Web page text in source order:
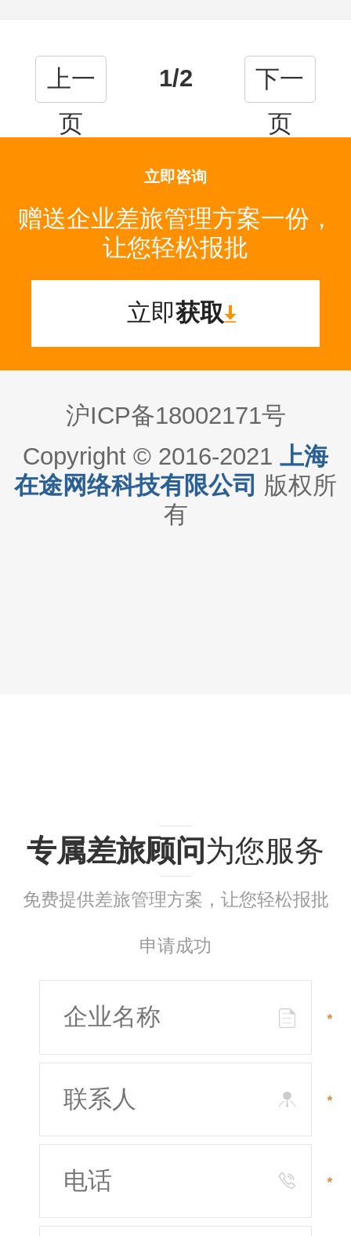
上一
页
1/2
下一
页
立即咨询
赠送企业差旅管理方案一份，
让您轻松报批
立即获取
沪ICP备18002171号
Copyright © 2016-2021 上海
在途网络科技有限公司 版权所
有
专属差旅顾问 为您服务
免费提供差旅管理方案，让您轻松报批
申请成功